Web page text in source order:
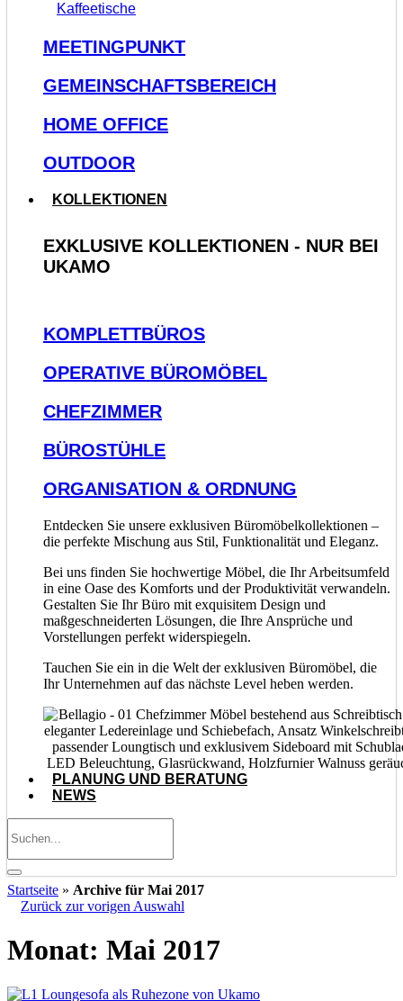
Kaffeetische
MEETINGPUNKT
GEMEINSCHAFTSBEREICH
HOME OFFICE
OUTDOOR
KOLLEKTIONEN
EXKLUSIVE KOLLEKTIONEN - NUR BEI
UKAMO
KOMPLETTBÜROS
OPERATIVE BÜROMÖBEL
CHEFZIMMER
BÜROSTÜHLE
ORGANISATION & ORDNUNG
Entdecken Sie unsere exklusiven Büromöbelkollektionen –
die perfekte Mischung aus Stil, Funktionalität und Eleganz.
Bei uns finden Sie hochwertige Möbel, die Ihr Arbeitsumfeld
in eine Oase des Komforts und der Produktivität verwandeln.
Gestalten Sie Ihr Büro mit exquisitem Design und
maßgeschneiderten Lösungen, die Ihre Ansprüche und
Vorstellungen perfekt widerspiegeln.
Tauchen Sie ein in die Welt der exklusiven Büromöbel, die
Ihr Unternehmen auf das nächste Level heben werden.
PLANUNG UND BERATUNG
NEWS
Startseite » Archive für Mai 2017
Zurück zur vorigen Auswahl
Monat: Mai 2017